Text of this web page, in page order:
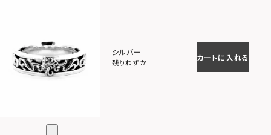
シルバー
残りわずか
カートに入れる